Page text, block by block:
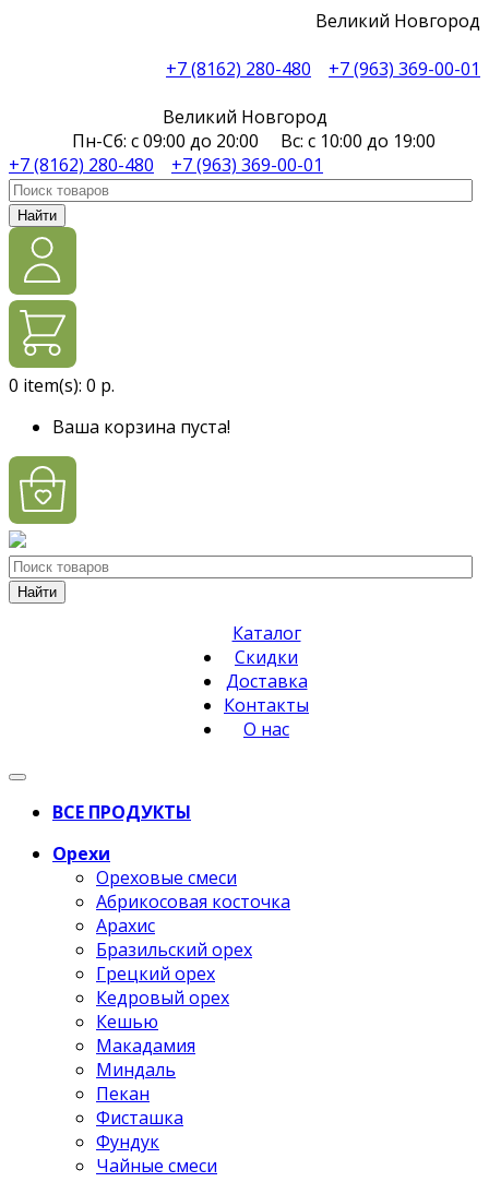
Великий Новгород
+7 (8162) 280-480
+7 (963) 369-00-01
Великий Новгород
Пн-Сб: с 09:00 до 20:00 Вс: с 10:00 до 19:00
+7 (8162) 280-480
+7 (963) 369-00-01
Найти
0 item(s): 0 р.
Ваша корзина пуста!
Найти
Каталог
Скидки
Доставка
Контакты
О нас
ВСЕ ПРОДУКТЫ
Орехи
Ореховые смеси
Абрикосовая косточка
Арахис
Бразильский орех
Грецкий орех
Кедровый орех
Кешью
Макадамия
Миндаль
Пекан
Фисташка
Фундук
Чайные смеси